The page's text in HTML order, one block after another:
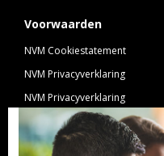
Voorwaarden
NVM Cookiestatement
NVM Privacyverklaring
NVM Privacyverklaring
Nieuwbouw
NVM Voorwaarden Consument